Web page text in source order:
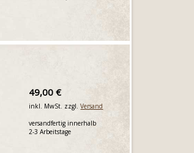
49,00 €
inkl. MwSt. zzgl.Versand
versandfertig innerhalb
2-3 Arbeitstage